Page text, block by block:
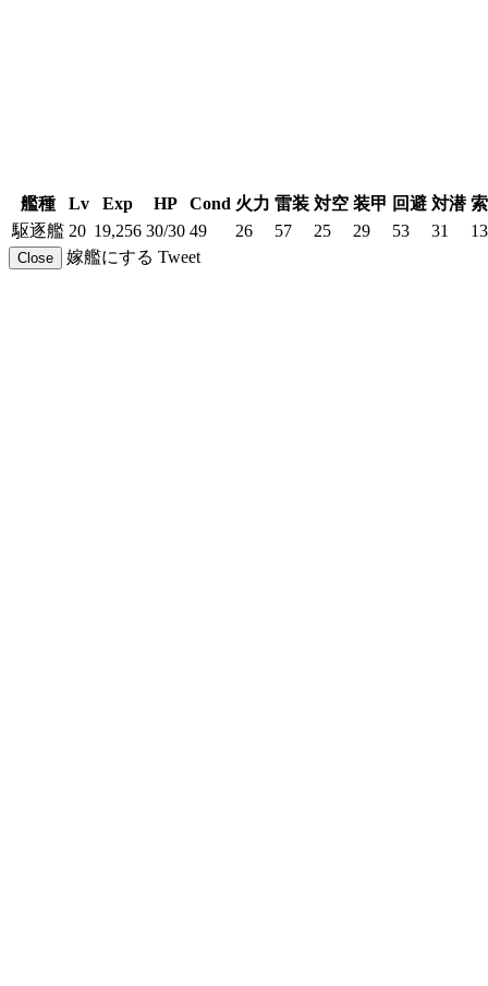
艦種 Lv Exp HP Cond 火力 雷装 対空 装甲 回避 対潜
駆逐艦 20 19,256 30/30 49 26 57 25 29 53 31 13
Close 嫁艦にする Tweet